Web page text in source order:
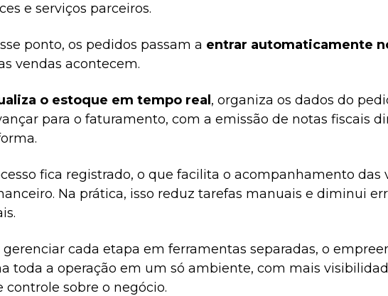
e serviços parceiros.
ponto, os pedidos passam a entrar automaticamente
vendas acontecem.
o estoque em tempo real , organiza os dados do
para o faturamento, com a emissão de notas fiscais
fica registrado, o que facilita o acompanhamento das
Na prática, isso reduz tarefas manuais e diminui
gerenciar cada etapa em ferramentas separadas, o
toda a operação em um só ambiente, com mais
controle sobre o negócio.